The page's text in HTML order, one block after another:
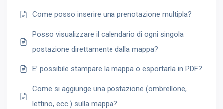
Come posso inserire una prenotazione multipla?
Posso visualizzare il calendario di ogni singola
postazione direttamente dalla mappa?
E’ possibile stampare la mappa o esportarla in PDF?
Come si aggiunge una postazione (ombrellone,
lettino, ecc.) sulla mappa?